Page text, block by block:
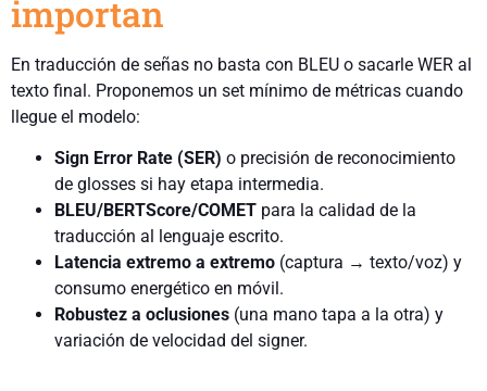
importan
En traducción de señas no basta con BLEU o sacarle WER al
texto final. Proponemos un set mínimo de métricas cuando
llegue el modelo:
Sign Error Rate (SER) o precisión de reconocimiento
de glosses si hay etapa intermedia.
BLEU/BERTScore/COMET para la calidad de la
traducción al lenguaje escrito.
Latencia extremo a extremo (captura → texto/voz) y
consumo energético en móvil.
Robustez a oclusiones (una mano tapa a la otra) y
variación de velocidad del signer.